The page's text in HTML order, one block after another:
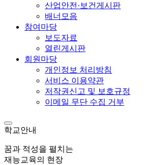
산업안전·보건게시판
배너모음
참여마당
보도자료
열린게시판
회원마당
개인정보 처리방침
서비스 이용약관
저작권신고 및 보호규정
이메일 무단 수집 거부
학교안내
꿈과 적성을 펼치는
재능교육의 현장